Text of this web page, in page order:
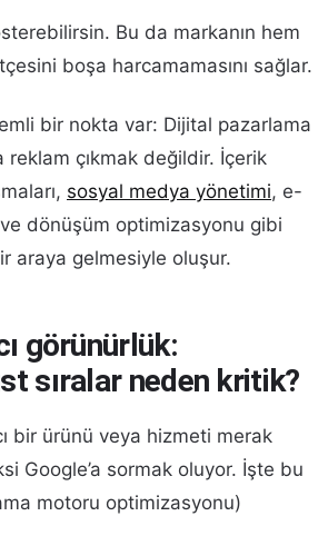
Bu da markanın hem
boşa harcamamasını sağlar.
bir nokta var: Dijital pazarlama
reklam çıkmak değildir. İçerik
sosyal medya yönetimi, e-
dönüşüm optimizasyonu gibi
araya gelmesiyle oluşur.
görünürlük:
sıralar neden kritik?
bir ürünü veya hizmeti merak
Google’a sormak oluyor. İşte bu
motoru optimizasyonu)